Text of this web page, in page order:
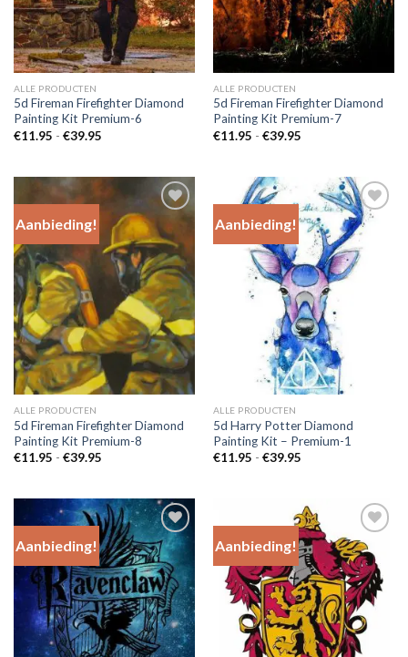
ALLE PRODUCTEN
5d Fireman Firefighter Diamond
Painting Kit Premium-6
€11.95 - €39.95Prijsklasse:
ALLE PRODUCTEN
5d Fireman Firefighter Diamond
Painting Kit Premium-7
€11.95 - €39.95Prijsklasse:
Aanbieding!
Add to
Wishlist
ALLE PRODUCTEN
5d Fireman Firefighter Diamond
Painting Kit Premium-8
€11.95 - €39.95Prijsklasse:
Aanbieding!
Add to
Wishlist
ALLE PRODUCTEN
5d Harry Potter Diamond
Painting Kit – Premium-1
€11.95 - €39.95Prijsklasse:
Aanbieding!
Add to
Wishlist
Aanbieding!
Add to
Wishlist